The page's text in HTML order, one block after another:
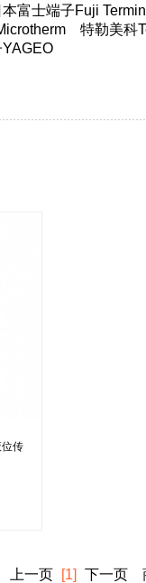
本富士端子Fuji
特勒美科
传
上一页 [1] 下一页